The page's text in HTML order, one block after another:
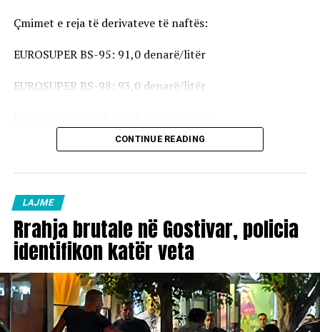
Çmimet e reja të derivateve të naftës:
EUROSUPER BS-95: 91,0 denarë/litër
EUROSUPER BS-98: 93,0 denarë/litër
Vaji ekstra i lehtë (EL-1): 98,5 denarë/litër
vlejnë në të gjitha pikat e karburanteve në vend.
CONTINUE READING
LAJME
Rrahja brutale në Gostivar, policia
identifikon katër veta